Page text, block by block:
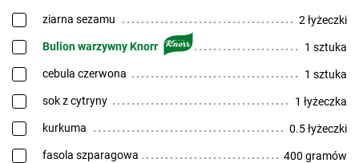
ziarna sezamu 2 łyżeczki
Bulion warzywny Knorr 1 sztuka
cebula czerwona 1 sztuka
sok z cytryny 1 łyżeczka
kurkuma 0.5 łyżeczki
fasola szparagowa 400 gramów